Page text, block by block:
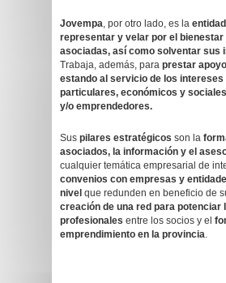
Jovempa, por otro lado, es la
representar y velar por el bienestar
asociadas, así como solventar sus
Trabaja, además, para prestar
estando al servicio de los intereses
particulares, económicos y
y/o emprendedores.
Sus pilares estratégicos son la
asociados, la información y el
cualquier temática empresarial de
convenios con empresas y
nivel que redunden en beneficio de
creación de una red para potenciar
profesionales entre los socios y el
emprendimiento en la provincia.